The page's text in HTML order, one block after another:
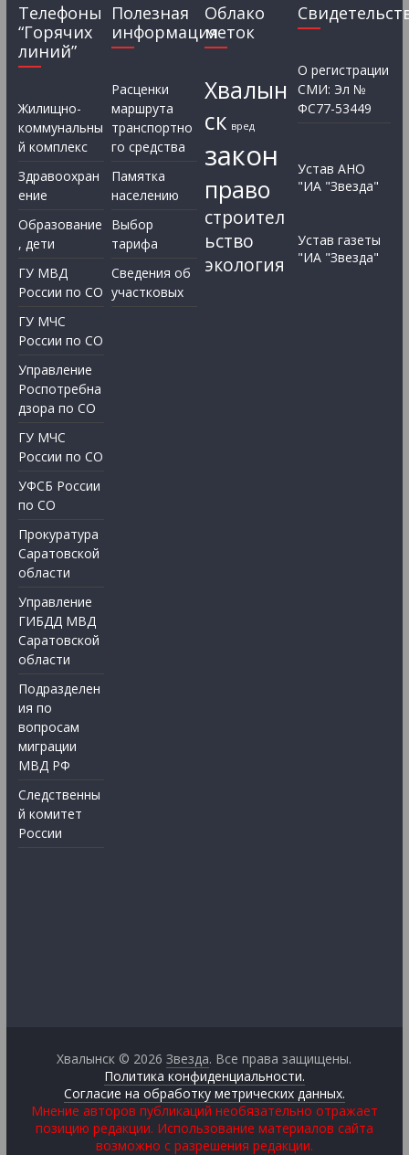
Телефоны
“Горячих
линий”
Жилищно-
коммунальны
й комплекс
Здравоохран
ение
Образование
, дети
ГУ МВД
России по СО
ГУ МЧС
России по СО
Управление
Роспотребна
дзора по СО
ГУ МЧС
России по СО
УФСБ России
по СО
Прокуратура
Саратовской
области
Управление
ГИБДД МВД
Саратовской
области
Подразделен
ия по
вопросам
миграции
МВД РФ
Следственны
й комитет
России
Полезная
информация
Расценки
маршрута
транспортно
го средства
Памятка
населению
Выбор
тарифа
Сведения об
участковых
Облако
меток
Хвалын
ск вред
закон
право
строител
ьство
экология
О регистрации
СМИ: Эл №
ФС77-53449
Устав АНО
"ИА "Звезда"
Устав газеты
"ИА "Звезда"
Хвалынск © 2026Звезда. Все права защищены.
Политика конфиденциальности.
Согласие на обработку метрических данных.
Мнение авторов публикаций необязательно отражает
позицию редакции. Использование материалов сайта
возможно с разрешения редакции.